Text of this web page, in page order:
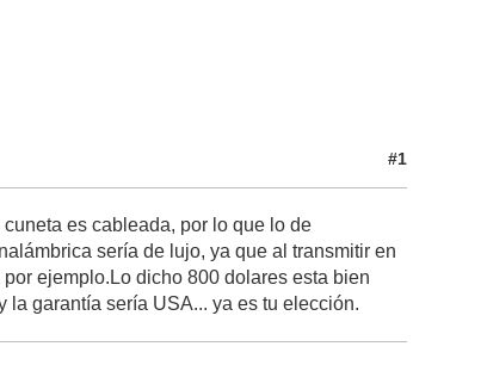
#1
es cableada, por lo que lo de
sería de lujo, ya que al transmitir en
ejemplo.Lo dicho 800 dolares esta bien
la garantía sería USA... ya es tu elección.